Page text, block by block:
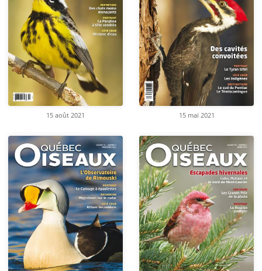
15 août 2021 15 mai 2021